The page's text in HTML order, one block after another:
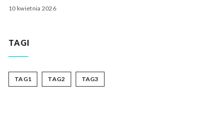
10 kwietnia 2026
TAGI
TAG1 TAG2 TAG3